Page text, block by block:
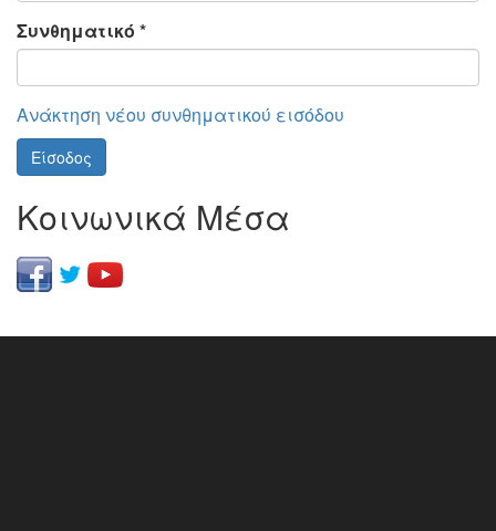
Συνθηματικό *
Ανάκτηση νέου συνθηματικού εισόδου
Είσοδος
Κοινωνικά Μέσα